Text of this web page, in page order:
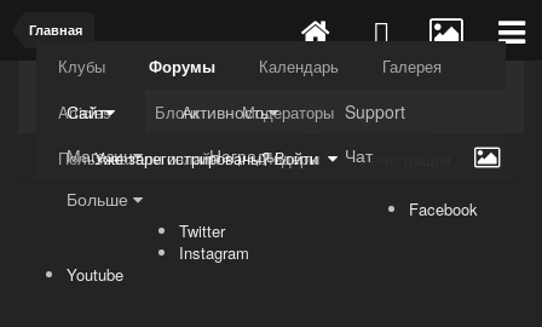
Главная
Kuli4kam.net Дружный форум
Сайт
Клубы Форумы Календарь
Галерея
Articles
Блоги
Модераторы
Пользователи онлайн
Лидеры
Активность
Support
Магазин
Награды
Чат
Больше
Уже зарегистрированы? Войти Регистрация
Facebook
Twitter
Instagram
Youtube